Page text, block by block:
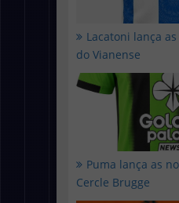
Lacatoni lança
do Vianense
Puma lança as
Cercle Brugge